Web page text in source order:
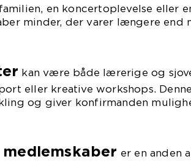
en koncertoplevelse eller
minder, der varer længere end
kan være både lærerige og
eller kreative workshops.
og giver konfirmanden
er en anden